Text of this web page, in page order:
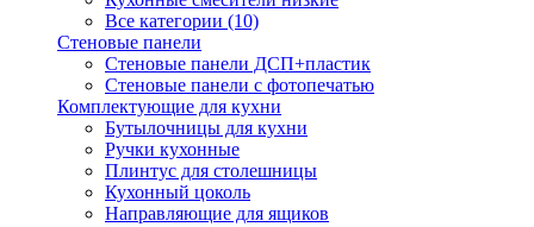
Все категории (10)
Стеновые панели
Стеновые панели ДСП+пластик
Стеновые панели с фотопечатью
Комплектующие для кухни
Бутылочницы для кухни
Ручки кухонные
Плинтус для столешницы
Кухонный цоколь
Направляющие для ящиков